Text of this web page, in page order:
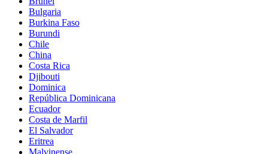
Bulgaria
Burkina Faso
Burundi
Chile
China
Costa Rica
Djibouti
Dominica
República Dominicana
Ecuador
Costa de Marfil
El Salvador
Eritrea
Malvinense